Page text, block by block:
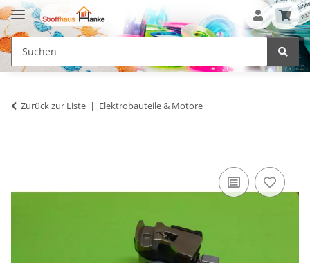
Zurück zur Liste Elektrobauteile & Motore